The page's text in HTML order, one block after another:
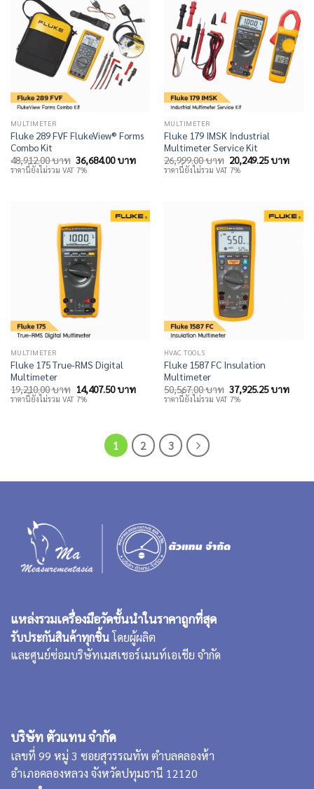
MULTIMETER
Fluke 289 FVF FlukeView® Forms
Combo Kit
48,912.00บาท Original
price
was:
36,684.00บาทCurrent
price
ราคานี้ยังไม่รวม VAT 7%
MULTIMETER
Fluke 179 IMSK Industrial
Multimeter Service Kit
26,999.00บาท Original
price
was:
20,249.25บาท
price
ราคานี้ยังไม่รวม VAT 7%
MULTIMETER
Fluke 175 True-RMS Digital
Multimeter
19,210.00บาท Original
price
was:
14,407.50บาทCurrent
price
ราคานี้ยังไม่รวม VAT 7%
HVAC TOOLS
Fluke 1587 FC Insulation
Multimeter
50,567.00บาท Original
price
was:
37,925.25บาท
price
ราคานี้ยังไม่รวม VAT 7%
1 2 3
แหล่งรวมเครื่องมือวัดชั้นนำในราคาถูกที่สุด
รับประกันสินค้าทุกชิ้น โดยผู้ผลิต
และศูนย์ซ่อมบริษัทเมสเชอร์เมนท์เอเชีย จำกัด
บริษัท ตัวแทน จำกัด
เลขที่ 99 หมู่ 3 ซอยสุวรรณทัพ ตำบลคลองห้า
อำเภอคลองหลวง จังหวัดปทุมธานี 12120